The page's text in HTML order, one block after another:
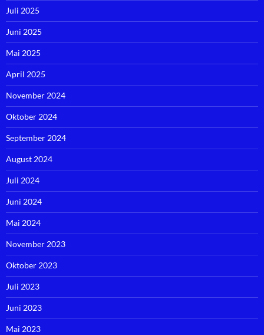
Juli 2025
Juni 2025
Mai 2025
April 2025
November 2024
Oktober 2024
September 2024
August 2024
Juli 2024
Juni 2024
Mai 2024
November 2023
Oktober 2023
Juli 2023
Juni 2023
Mai 2023